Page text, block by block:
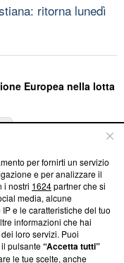
ritorna lunedì
Europea nella lotta
su Blasting
ci impegniamo a
nostra aderenza a
News non è
richiesto di farne
una verifica di
per fornirti un servizio
e per analizzare il
i nostri 1624partner che si
media, alcune
e le caratteristiche del tuo
informazioni che hai
loro servizi. Puoi
pulsante“Accetta tutti”
le tue scelte, anche